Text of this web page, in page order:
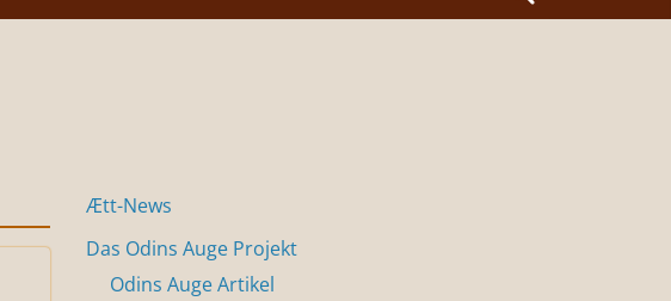
Ætt-News
Das Odins Auge Projekt
Odins Auge Artikel